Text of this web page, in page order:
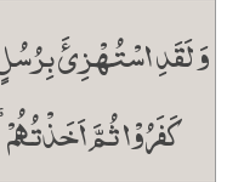
وَ لَقَدِ اسۡتُہۡزِیَٔ
کَفَرُوۡا ثُمَّ